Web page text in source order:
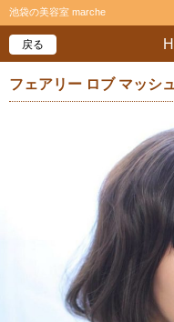
池袋の美容室 marche
戻る
フェアリー ロブ マッシ